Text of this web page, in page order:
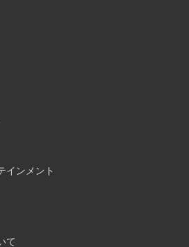
インメント
て